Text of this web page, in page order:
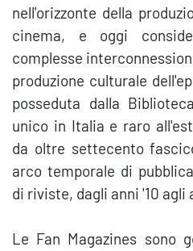
nell'orizzonte della
cinema, e oggi
complesse
produzione culturale
posseduta dalla
unico in Italia e raro
da oltre settecento
arco temporale di
di riviste, dagli anni '10 agli
Le Fan Magazines sono